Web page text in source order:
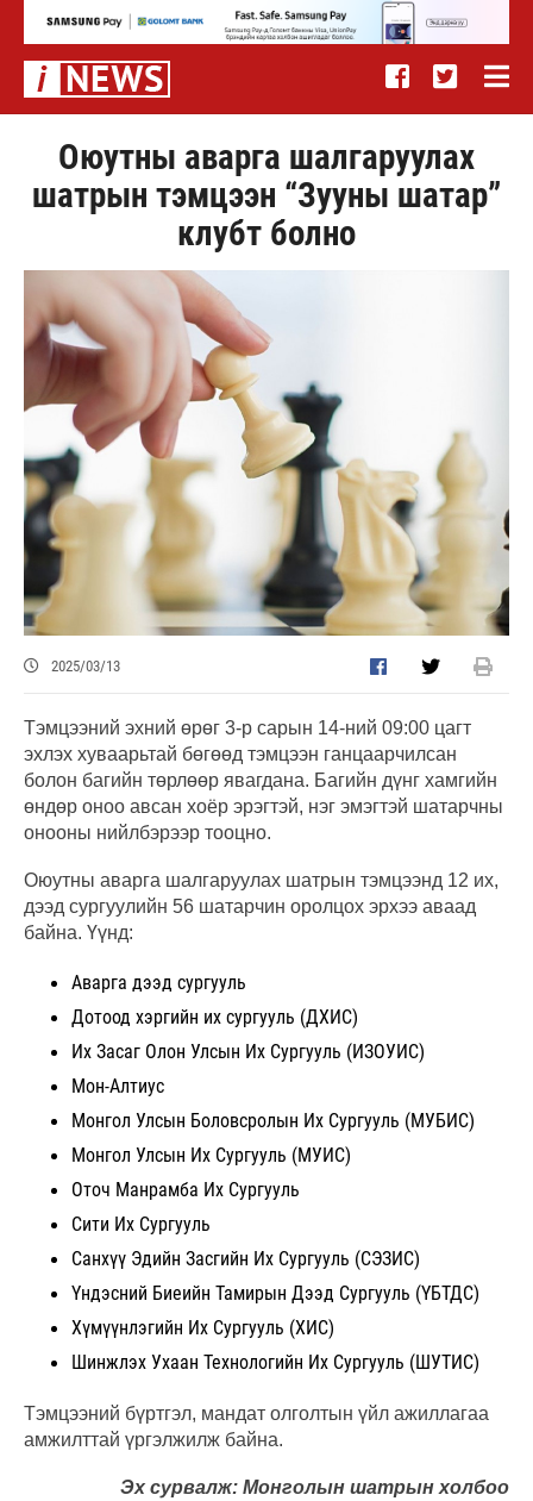
Оюутны аварга шалгаруулах
шатрын тэмцээн “Зууны шатар”
клубт болно
2025/03/13
Тэмцээний эхний өрөг 3-р сарын 14-ний 09:00 цагт
эхлэх хуваарьтай бөгөөд тэмцээн ганцаарчилсан
болон багийн төрлөөр явагдана. Багийн дүнг хамгийн
өндөр оноо авсан хоёр эрэгтэй, нэг эмэгтэй шатарчны
онооны нийлбэрээр тооцно.
Оюутны аварга шалгаруулах шатрын тэмцээнд 12 их,
дээд сургуулийн 56 шатарчин оролцох эрхээ аваад
байна. Үүнд:
Аварга дээд сургууль
Дотоод хэргийн их сургууль (ДХИС)
Их Засаг Олон Улсын Их Сургууль (ИЗОУИС)
Мон-Алтиус
Монгол Улсын Боловсролын Их Сургууль (МУБИС)
Монгол Улсын Их Сургууль (МУИС)
Оточ Манрамба Их Сургууль
Сити Их Сургууль
Санхүү Эдийн Засгийн Их Сургууль (СЭЗИС)
Үндэсний Биеийн Тамирын Дээд Сургууль (ҮБТДС)
Хүмүүнлэгийн Их Сургууль (ХИС)
Шинжлэх Ухаан Технологийн Их Сургууль (ШУТИС)
Тэмцээний бүртгэл, мандат олголтын үйл ажиллагаа
амжилттай үргэлжилж байна.
Эх сурвалж: Монголын шатрын холбоо